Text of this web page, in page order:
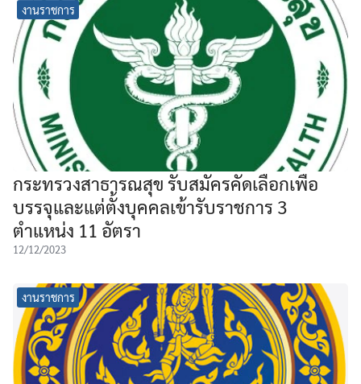
งานราชการ
กระทรวงสาธารณสุข รับสมัครคัดเลือกเพื่อ
บรรจุและแต่ตั้งบุคคลเข้ารับราชการ 3
ตำแหน่ง 11 อัตรา
12/12/2023
งานราชการ